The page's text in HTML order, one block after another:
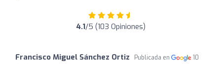
4.1/5 (103 Opiniones)
Francisco Miguel Sánchez Ortiz Publicada en
10